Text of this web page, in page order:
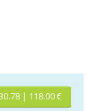
| 118.00 €